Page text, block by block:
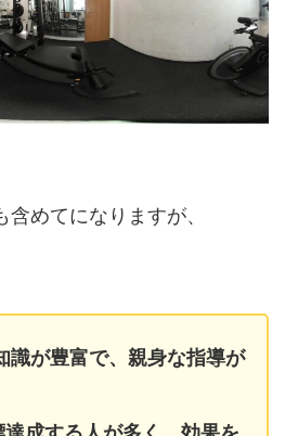
めてになりますが、
識が豊富で、親身な指導が